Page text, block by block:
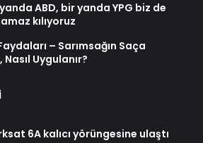
ABD, bir yanda YPG biz de
kılıyoruz
– Sarımsağın Saça
Uygulanır?
6A kalıcı yörüngesine ulaştı